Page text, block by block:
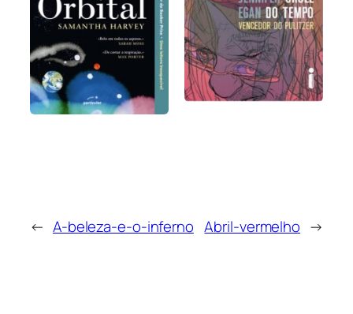
← A-beleza-e-o-inferno Abril-vermelho →